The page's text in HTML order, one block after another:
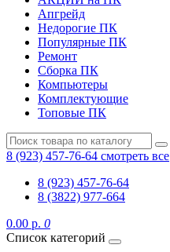
Апгрейд
Недорогие ПК
Популярные ПК
Ремонт
Сборка ПК
Компьютеры
Комплектующие
Топовые ПК
8 (923) 457-76-64 смотреть все
8 (923) 457-76-64
8 (3822) 977-664
0.00 р. 0
Список категорий